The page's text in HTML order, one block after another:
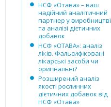
НСФ «Отава» – ваш
надійний аналітичний
партнер у виробництві
та аналізі дієтичних
добавок
НСФ «ОТАВА»: аналіз
ліків. Фальсифіковані
лікарські засоби чи
оригінальні?
Розширений аналіз
якості рослинних
дієтичних добавок від
НСФ «Отава»